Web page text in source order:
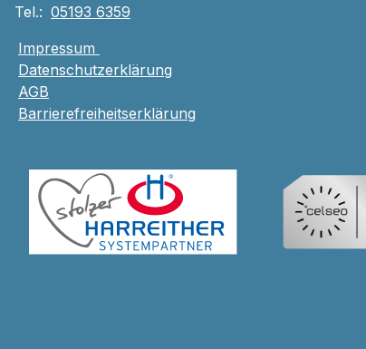
Tel.: 05193 6359
Impressum
Datenschutzerklärung
AGB
Barrierefreiheitserklärung